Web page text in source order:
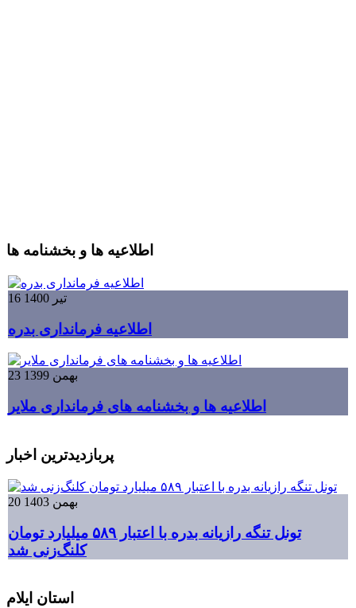
اطلاعیه ها و بخشنامه ها
16 تیر 1400
اطلاعیه فرمانداری بدره
23 بهمن 1399
اطلاعیه ها و بخشنامه های فرمانداری ملایر
پربازدیدترین اخبار
20 بهمن 1403
تونل تنگه رازیانه بدره با اعتبار ۵۸۹ میلیارد تومان
کلنگ‌زنی شد
استان ایلام